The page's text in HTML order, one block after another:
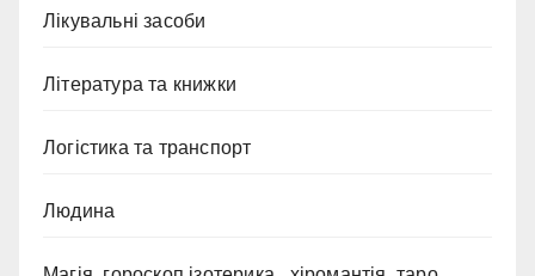
Лікувальні засоби
Література та книжки
Логістика та транспорт
Людина